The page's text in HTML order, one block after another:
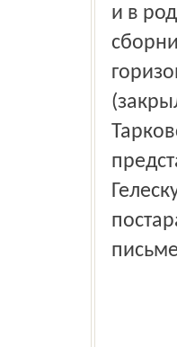
и в